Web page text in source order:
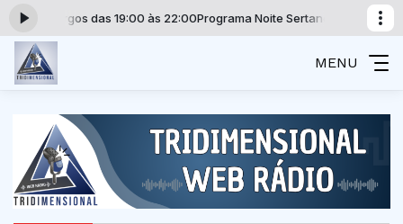
Camargos das 19:00 às 22:00Programa Noite Sertaneja com Paulão
MENU